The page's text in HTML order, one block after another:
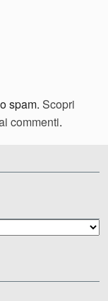
spam. Scopri
commenti.